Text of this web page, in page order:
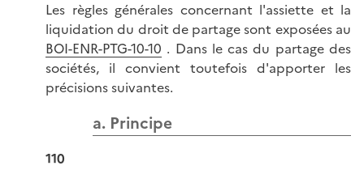
Les règles générales concernant l'assiette et la
liquidation du droit de partage sont exposées au
BOI-ENR-PTG-10-10 . Dans le cas du partage des
sociétés, il convient toutefois d'apporter les
précisions suivantes.
a. Principe
110